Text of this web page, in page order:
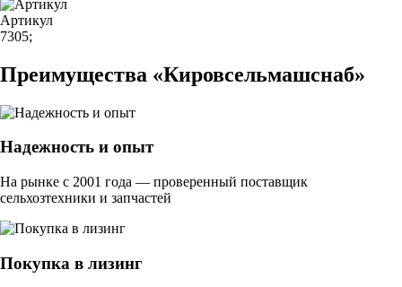
Артикул
7305;
Преимущества «Кировсельмашснаб»
Надежность и опыт
На рынке с 2001 года — проверенный поставщик
сельхозтехники и запчастей
Покупка в лизинг